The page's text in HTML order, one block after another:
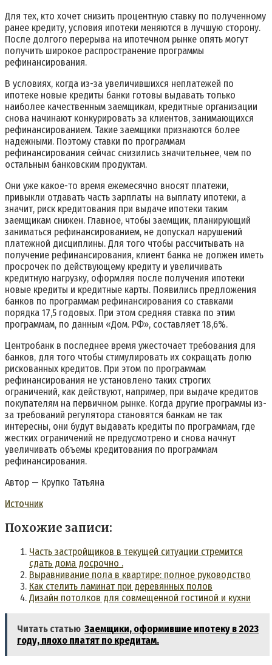
Для тех, кто хочет снизить процентную ставку по полученному
ранее кредиту, условия ипотеки меняются в лучшую сторону.
После долгого перерыва на ипотечном рынке опять могут
получить широкое распространение программы
рефинансирования.
В условиях, когда из-за увеличившихся неплатежей по
ипотеке новые кредиты банки готовы выдавать только
наиболее качественным заемщикам, кредитные организации
снова начинают конкурировать за клиентов, занимающихся
рефинансированием. Такие заемщики признаются более
надежными. Поэтому ставки по программам
рефинансирования сейчас снизились значительнее, чем по
остальным банковским продуктам.
Они уже какое-то время ежемесячно вносят платежи,
привыкли отдавать часть зарплаты на выплату ипотеки, а
значит, риск кредитования при выдаче ипотеки таким
заемщикам снижен. Главное, чтобы заемщик, планирующий
заниматься рефинансированием, не допускал нарушений
платежной дисциплины. Для того чтобы рассчитывать на
получение рефинансирования, клиент банка не должен иметь
просрочек по действующему кредиту и увеличивать
кредитную нагрузку, оформляя после получения ипотеки
новые кредиты и кредитные карты. Появились предложения
банков по программам рефинансирования со ставками
порядка 17,5 годовых. При этом средняя ставка по этим
программам, по данным «Дом. РФ», составляет 18,6%.
Центробанк в последнее время ужесточает требования для
банков, для того чтобы стимулировать их сокращать долю
рискованных кредитов. При этом по программам
рефинансирования не установлено таких строгих
ограничений, как действуют, например, при выдаче кредитов
покупателям на первичном рынке. Когда другие программы из-
за требований регулятора становятся банкам не так
интересны, они будут выдавать кредиты по программам, где
жестких ограничений не предусмотрено и снова начнут
увеличивать объемы кредитования по программам
рефинансирования.
Автор — Крупко Татьяна
Источник
Похожие записи:
Часть застройщиков в текущей ситуации стремится
сдать дома досрочно .
Выравнивание пола в квартире: полное руководство
Как стелить ламинат при деревянных полов
Дизайн потолков для совмещенной гостиной и кухни
Читать статью Заемщики, оформившие ипотеку в 2023
году, плохо платят по кредитам.